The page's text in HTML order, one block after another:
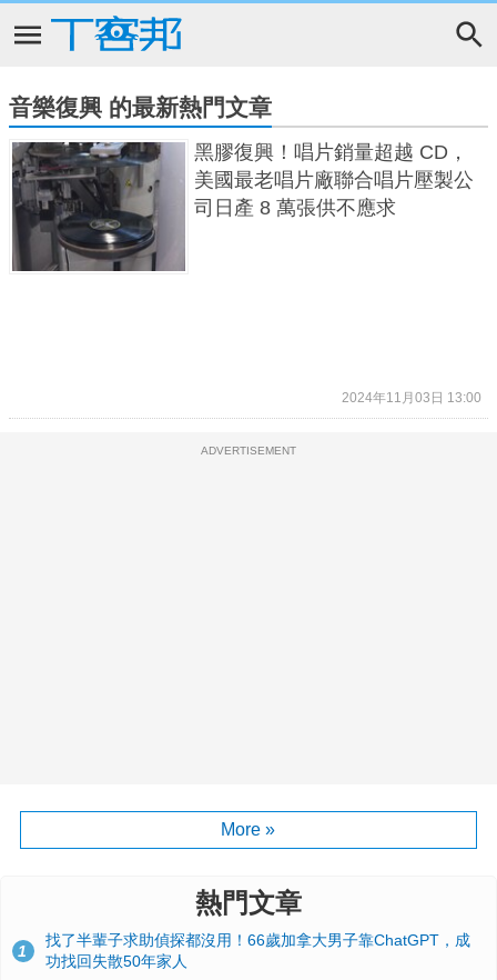
音樂復興 的最新熱門文章
黑膠復興！唱片銷量超越 CD，
美國最老唱片廠聯合唱片壓製公
司日產 8 萬張供不應求
2024年11月03日 13:00
ADVERTISEMENT
More »
熱門文章
1
找了半輩子求助偵探都沒用！66歲加拿大男子靠ChatGPT，成
功找回失散50年家人